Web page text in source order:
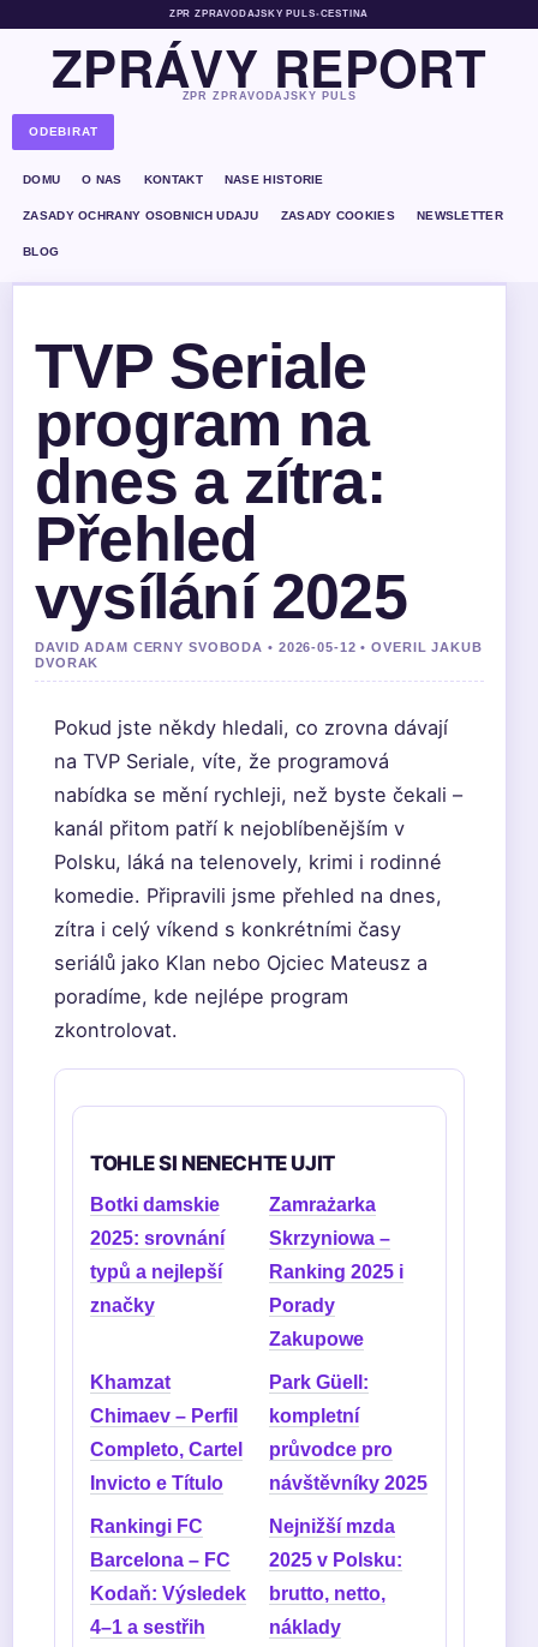
ZPR ZPRAVODAJSKY PULS•CESTINA
ZPRÁVY REPORT
ZPR ZPRAVODAJSKY PULS
ODEBIRAT
DOMU O NAS KONTAKT NASE HISTORIE
ZASADY OCHRANY OSOBNICH UDAJU ZASADY COOKIES NEWSLETTER
BLOG
TVP Seriale
program na
dnes a zítra:
Přehled
vysílání 2025
DAVID ADAM CERNY SVOBODA • 2026-05-12 • OVERIL JAKUB
DVORAK
Pokud jste někdy hledali, co zrovna dávají
na TVP Seriale, víte, že programová
nabídka se mění rychleji, než byste čekali –
kanál přitom patří k nejoblíbenějším v
Polsku, láká na telenovely, krimi i rodinné
komedie. Připravili jsme přehled na dnes,
zítra i celý víkend s konkrétními časy
seriálů jako Klan nebo Ojciec Mateusz a
poradíme, kde nejlépe program
zkontrolovat.
TOHLE SI NENECHTE UJIT
Botki damskie
2025: srovnání
typů a nejlepší
značky
Zamrażarka
Skrzyniowa –
Ranking 2025 i
Porady
Zakupowe
Khamzat
Chimaev – Perfil
Completo, Cartel
Invicto e Título
Park Güell:
kompletní
průvodce pro
návštěvníky 2025
Rankingi FC
Barcelona – FC
Kodaň: Výsledek
4–1 a sestřih
Nejnižší mzda
2025 v Polsku:
brutto, netto,
náklady